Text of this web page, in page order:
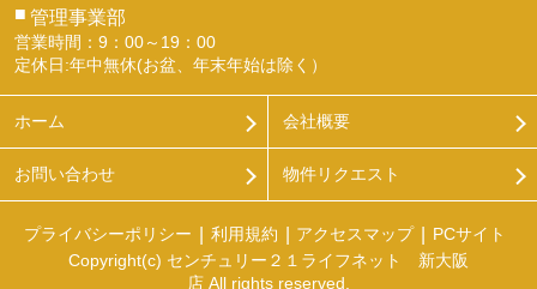
■ 管理事業部
営業時間：9：00～19：00
定休日:年中無休(お盆、年末年始は除く）
ホーム 会社概要
お問い合わせ 物件リクエスト
プライバシーポリシー 利用規約 アクセスマップ
PCサイト
Copyright(c) センチュリー２１ライフネット 新大阪
店 All rights reserved.